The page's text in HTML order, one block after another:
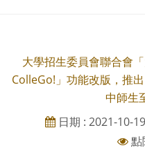
大學招生委員會聯合會
ColleGo!」功能改版，推
中師生
日期 : 2021-10-19
點